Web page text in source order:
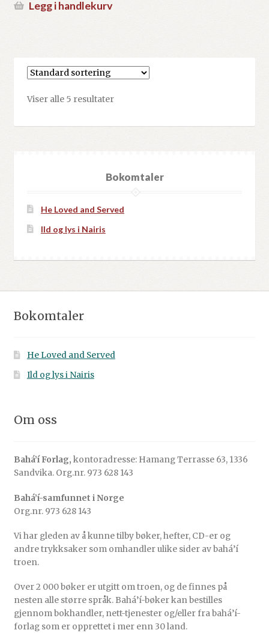
var:
prisLegg i handlekurv
Viser alle 5 resultater
Bokomtaler
He Loved and Served
Ild og lys i Nairis
Bokomtaler
He Loved and Served
Ild og lys i Nairis
Om oss
Bahá’í Forlag, kontoradresse: Hamang Terrasse 63, 1336
Sandvika. Org.nr. 973 628 143
Bahá’í-samfunnet i Norge
Org.nr. 973 628 143
Vi har gleden av å kunne tilby bøker, hefter, CD-er og
andre trykksaker som omhandler ulike sider av bahá’í
troen.
Over 2 000 bøker er utgitt om troen, og de finnes på
nesten alle større språk. Bahá’í-bøker kan bestilles
gjennom bokhandler, nett-tjenester og/eller fra bahá’í-
forlag som er opprettet i mer enn 30 land.